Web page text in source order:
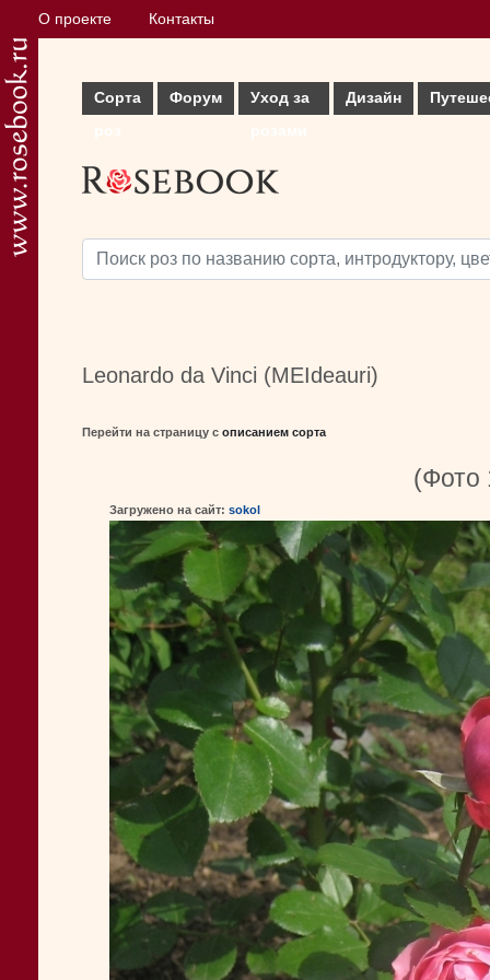
О проекте Контакты
Сорта
Форум
Уход за
Дизайн
Leonardo da Vinci (MEIdeauri)
Перейти на страницу с описанием сорта
(Фото
Загружено на сайт: sokol